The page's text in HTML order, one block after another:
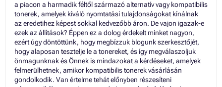
a piacon a harmadik féltől származó alternatív vagy kompatibilis
tonerek, amelyek kiváló nyomtatási tulajdonságokat kínálnak
az eredetihez képest sokkal kedvezőbb áron. De vajon igazak-e
ezek az állítások? Éppen ez a dolog érdekelt minket nagyon,
ezért úgy döntöttünk, hogy megbízzuk blogunk szerkesztőjét,
hogy alaposan tesztelje le a tonereket, és így megválaszoljuk
önmagunknak és Önnek is mindazokat a kérdéseket, amelyek
felmerülhetnek, amikor kompatibilis tonerek vásárlásán
gondolkodik. Van értelme tehát előnyben részesíteni